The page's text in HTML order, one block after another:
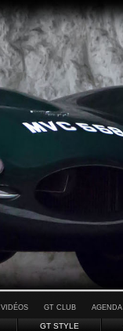
VIDÉOS GT CLUB AGENDA
GT STYLE